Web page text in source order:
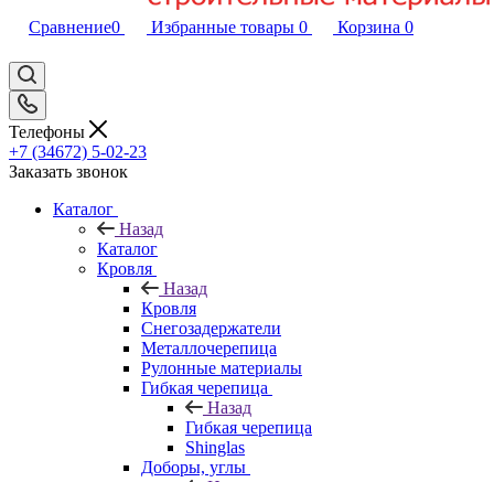
Сравнение0 Избранные товары 0 Корзина 0
Телефоны
+7 (34672) 5-02-23
Заказать звонок
Каталог
Назад
Каталог
Кровля
Назад
Кровля
Снегозадержатели
Металлочерепица
Рулонные материалы
Гибкая черепица
Назад
Гибкая черепица
Shinglas
Доборы, углы